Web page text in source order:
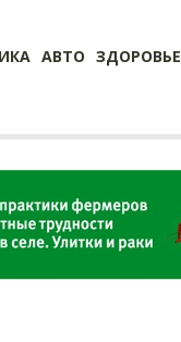
АВТО ЗДОРОВЬЕ